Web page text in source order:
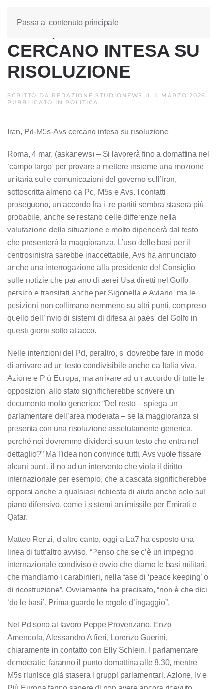
Passa al contenuto principale
IRAN, PD-M5S-AVS
CERCANO INTESA SU
RISOLUZIONE
SCRITTO DA REDAZIONE STUDIONEWS IL 4 MARZO 2026.
PUBBLICATO IN POLITICA.
Iran, Pd-M5s-Avs cercano intesa su risoluzione
Roma, 4 mar. (askanews) – Si lavorerà fino a domattina nel
‘campo largo’ per provare a mettere insieme una mozione
unitaria sulle comunicazioni del governo sull’Iran,
sottoscritta almeno da Pd, M5s e Avs. I contatti
proseguono, un accordo fra i tre partiti sembra stasera più
probabile, anche se restano delle differenze nella
valutazione della situazione e molto dipenderà dal testo
che presenterà la maggioranza. L’uso delle basi per il
centrosinistra sarebbe inaccettabile, Avs ha annunciato
anche una interrogazione alla presidente del Consiglio
sulle notizie che parlano di aerei Usa diretti nel Golfo
persico e transitati anche per Sigonella e Aviano, ma le
posizioni non collimano nemmeno su altri punti, compreso
quello dell’invio di sistemi di difesa ai paesi del Golfo in
questi giorni sotto attacco.
Nelle intenzioni del Pd, peraltro, si dovrebbe fare in modo
di arrivare ad un testo condivisibile anche da Italia viva,
Azione e Più Europa, ma arrivare ad un accordo di tutte le
opposizioni allo stato significherebbe scrivere un
documento molto generico: “Del resto – spiega un
parlamentare dell’area moderata – se la maggioranza si
presenta con una risoluzione assolutamente generica,
perché noi dovremmo dividerci su un testo che entra nel
dettaglio?” Ma l’idea non convince tutti, Avs vuole fissare
alcuni punti, il no ad un intervento che viola il diritto
internazionale per esempio, che a cascata significherebbe
opporsi anche a qualsiasi richiesta di aiuto anche solo sul
piano difensivo, come i sistemi antimissile per Emirati e
Qatar.
Matteo Renzi, d’altro canto, oggi a La7 ha esposto una
linea di tutt’altro avviso. “Penso che se c’è un impegno
internazionale condiviso è ovvio che diamo le basi militari,
che mandiamo i carabinieri, nella fase di ‘peace keeping’ o
di ricostruzione”. Ovviamente, ha precisato, “non è che dici
‘do le basi’. Prima guardo le regole d’ingaggio”.
Nel Pd sono al lavoro Peppe Provenzano, Enzo
Amendola, Alessandro Alfieri, Lorenzo Guerini,
chiaramente in contatto con Elly Schlein. I parlamentare
democratici faranno il punto domattina alle 8.30, mentre
M5s riunisce già stasera i gruppi parlamentari. Azione, Iv e